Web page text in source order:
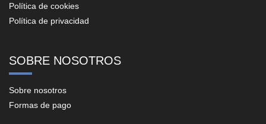
Política de cookies
Política de privacidad
SOBRE NOSOTROS
Sobre nosotros
Formas de pago